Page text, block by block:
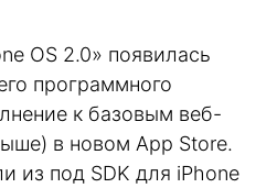
OS 2.0» появилась
программного
к базовым веб-
в новом App Store.
из под SDK для iPhone